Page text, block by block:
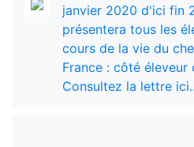
janvier 2020 d'ici fin
présentera tous les
cours de la vie du
France : côté
Consultez la lettre